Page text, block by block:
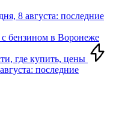
8 августа: последние
бензином в Воронеже
где купить, цены
последние